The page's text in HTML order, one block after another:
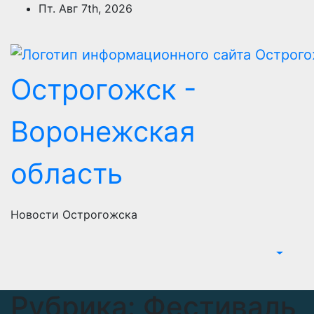
Перейти
содержимому
Пт. Авг 7th, 2026
Острогожск -
Воронежская
область
Новости Острогожска
Рубрика: Фестиваль